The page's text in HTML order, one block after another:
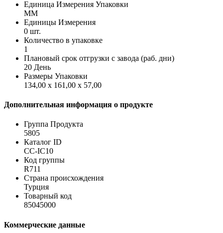
Единица Измерения Упаковки
MM
Единицы Измерения
0 шт.
Количество в упаковке
1
Плановый срок отгрузки с завода (раб. дни)
20 День
Размеры Упаковки
134,00 x 161,00 x 57,00
Дополнительная информация о продукте
Группа Продукта
5805
Каталог ID
CC-IC10
Код группы
R711
Страна происхождения
Турция
Товарный код
85045000
Коммерческие данные